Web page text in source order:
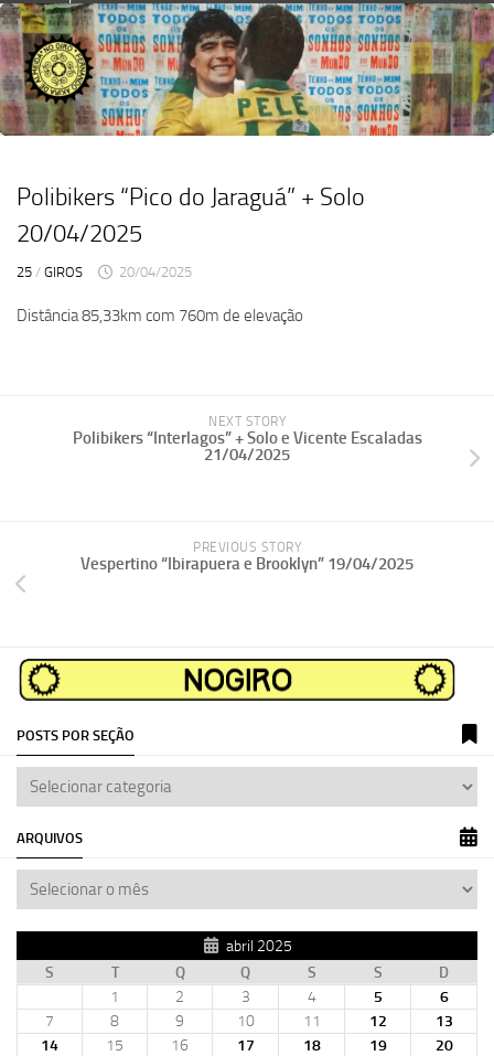
Skip
to
content
Polibikers “Pico do Jaraguá” + Solo
20/04/2025
25 / GIROS 20/04/2025
Distância 85,33km com 760m de elevação
NEXT STORY
Polibikers “Interlagos” + Solo e Vicente Escaladas
21/04/2025
PREVIOUS STORY
Vespertino “Ibirapuera e Brooklyn” 19/04/2025
POSTS POR SEÇÃO
ARQUIVOS
abril 2025
S
T Q Q S S
D
1
2 3 4 5
6
7
8 9 10 11 12
13
14
15 16 17 18 19
20